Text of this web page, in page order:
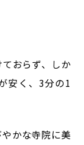
おらず、
しか
安く、3分の1
かな寺院に美